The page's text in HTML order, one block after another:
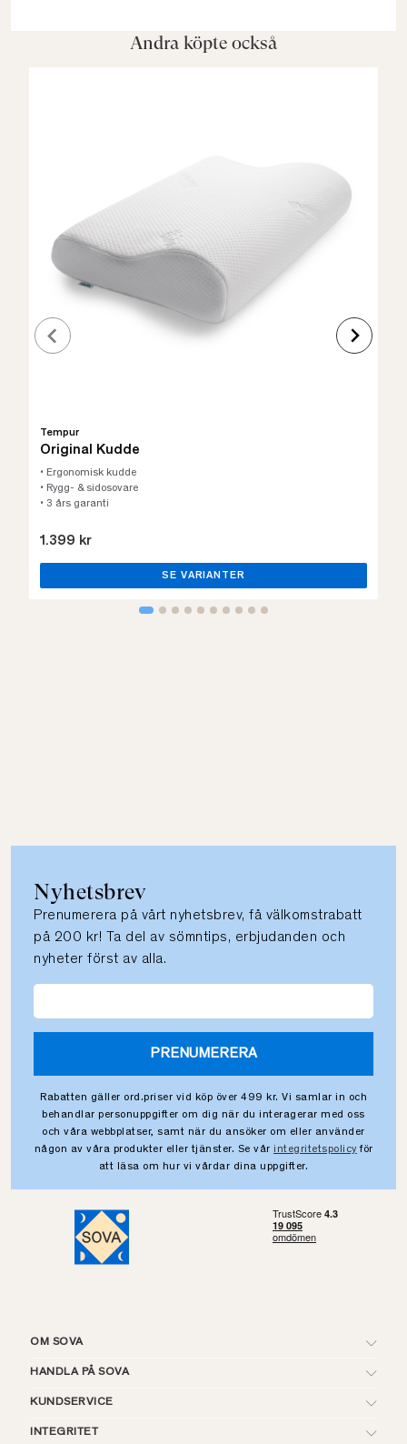
Andra köpte också
Tempur
Original Kudde
• Ergonomisk kudde
• Rygg- & sidosovare
• 3 års garanti
1.399 kr
SE VARIANTER
Nyhetsbrev
Prenumerera på vårt nyhetsbrev, få välkomstrabatt
på 200 kr! Ta del av sömntips, erbjudanden och
nyheter först av alla.
PRENUMERERA
Rabatten gäller ord.priser vid köp över 499 kr. Vi samlar in och
behandlar personuppgifter om dig när du interagerar med oss
och våra webbplatser, samt när du ansöker om eller använder
någon av våra produkter eller tjänster. Se vår integritetspolicy för
att läsa om hur vi vårdar dina uppgifter.
OM SOVA
HANDLA PÅ SOVA
KUNDSERVICE
INTEGRITET